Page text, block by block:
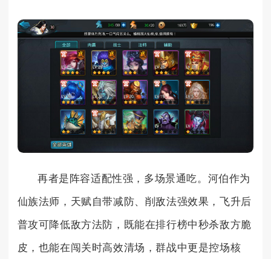
再者是阵容适配性强，多场景通吃。河伯作为
仙族法师，天赋自带减防、削敌法强效果，飞升后
普攻可降低敌方法防，既能在排行榜中秒杀敌方脆
皮，也能在闯关时高效清场，群战中更是控场核